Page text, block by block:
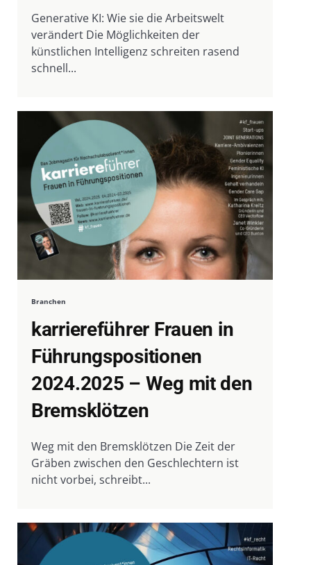
Generative KI: Wie sie die Arbeitswelt
verändert Die Möglichkeiten der
künstlichen Intelligenz schreiten rasend
schnell...
Branchen
karriereführer Frauen in
Führungspositionen
2024.2025 – Weg mit den
Bremsklötzen
Weg mit den Bremsklötzen Die Zeit der
Gräben zwischen den Geschlechtern ist
nicht vorbei, schreibt...